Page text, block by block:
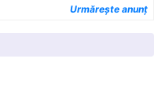
Urmăreşte anunţ